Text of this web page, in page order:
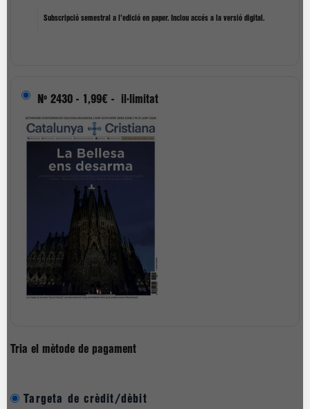
Subscripció semestral a l'edició en paper. Inclou accés a la versió digital.
Nº 2430 - 1,99€ - il·limitat
Tria el mètode de pagament
Targeta de crèdit/dèbit